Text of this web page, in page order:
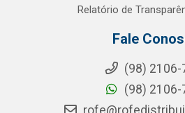
Relatório de
Fale
(98) 2106-
(98) 2106-